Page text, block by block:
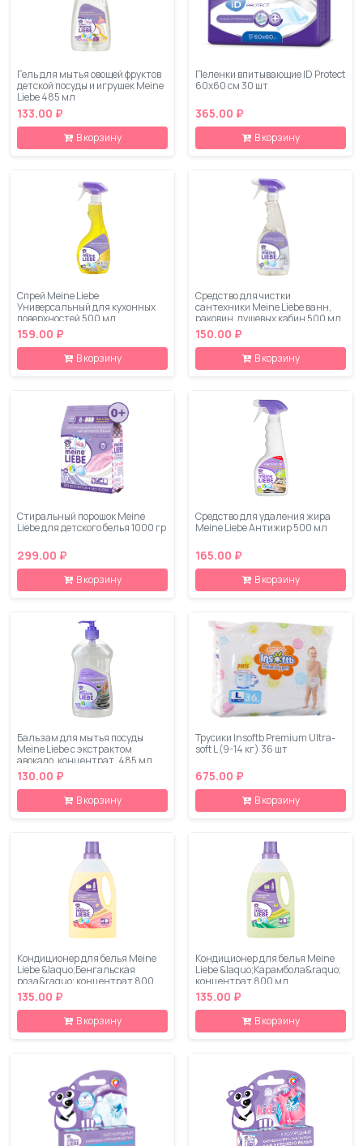
Гель для мытья овощей фруктов
детской посуды и игрушек Meine
Liebe 485 мл
133.00 ₽
В корзину
Пеленки впитывающие ID Protect
60х60 см 30 шт
365.00 ₽
В корзину
Спрей Meine Liebe
Универсальный для кухонных
поверхностей 500 мл
159.00 ₽
В корзину
Средство для чистки
сантехники Meine Liebe ванн,
раковин, душевых кабин 500 мл
150.00 ₽
В корзину
Стиральный порошок Meine
Liebe для детского белья 1000 гр
299.00 ₽
В корзину
Средство для удаления жира
Meine Liebe Антижир 500 мл
165.00 ₽
В корзину
Бальзам для мытья посуды
Meine Liebe с экстрактом
авокадо, концентрат, 485 мл
130.00 ₽
В корзину
Трусики Insoftb Premium Ultra-
soft L (9-14 кг) 36 шт
675.00 ₽
В корзину
Кондиционер для белья Meine
Liebe &laquo;Бенгальская
роза&raquo; концентрат 800
мл
135.00 ₽
В корзину
Кондиционер для белья Meine
Liebe &laquo;Карамбола&raquo;
концентрат 800 мл
135.00 ₽
В корзину